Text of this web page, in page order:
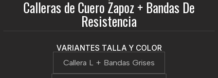
Calleras de Cuero Zapoz + Bandas De
Resistencia
VARIANTES TALLA Y COLOR
Callera L + Bandas Grises